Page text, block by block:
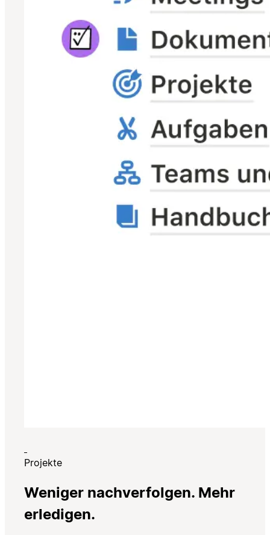
Projekte
Weniger nachverfolgen. Mehr
erledigen.